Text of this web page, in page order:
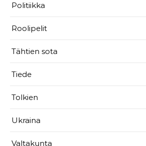
Politiikka
Roolipelit
Tähtien sota
Tiede
Tolkien
Ukraina
Valtakunta